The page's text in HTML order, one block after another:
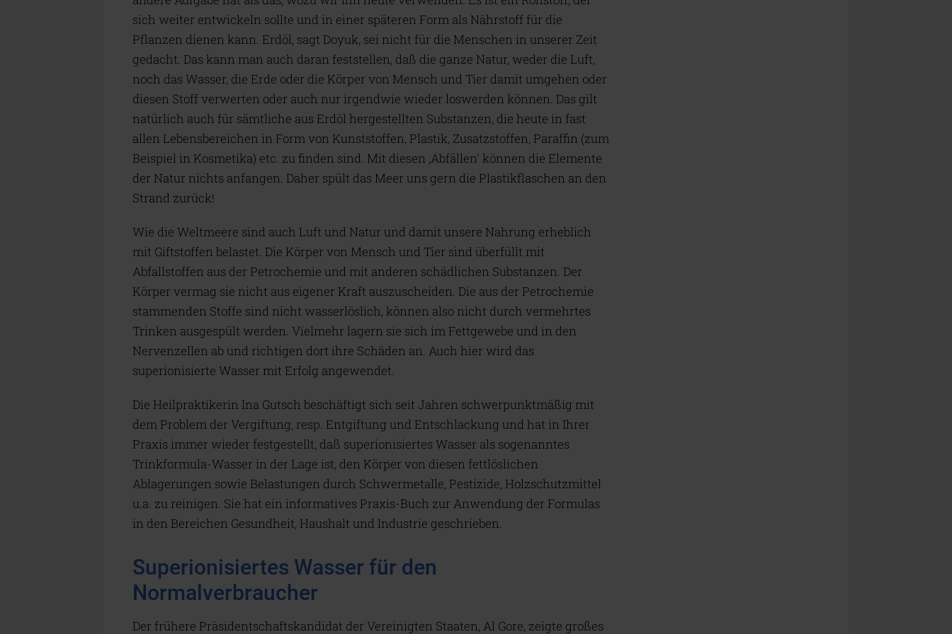
sich weiter entwickeln sollte und in einer späteren Form als Nährstoff für die
Pflanzen dienen kann. Erdöl, sagt Doyuk, sei nicht für die Menschen in unserer Zeit
gedacht. Das kann man auch daran feststellen, daß die ganze Natur, weder die Luft,
noch das Wasser, die Erde oder die Körper von Mensch und Tier damit umgehen oder
diesen Stoff verwerten oder auch nur irgendwie wieder loswerden können. Das gilt
natürlich auch für sämtliche aus Erdöl hergestellten Substanzen, die heute in fast
allen Lebensbereichen in Form von Kunststoffen, Plastik, Zusatzstoffen, Paraffin (zum
Beispiel in Kosmetika) etc. zu finden sind. Mit diesen ‚Abfällen' können die Elemente
der Natur nichts anfangen. Daher spült das Meer uns gern die Plastikflaschen an den
Strand zurück!
Wie die Weltmeere sind auch Luft und Natur und damit unsere Nahrung erheblich
mit Giftstoffen belastet. Die Körper von Mensch und Tier sind überfüllt mit
Abfallstoffen aus der Petrochemie und mit anderen schädlichen Substanzen. Der
Körper vermag sie nicht aus eigener Kraft auszuscheiden. Die aus der Petrochemie
stammenden Stoffe sind nicht wasserlöslich, können also nicht durch vermehrtes
Trinken ausgespült werden. Vielmehr lagern sie sich im Fettgewebe und in den
Nervenzellen ab und richtigen dort ihre Schäden an. Auch hier wird das
superionisierte Wasser mit Erfolg angewendet.
Die Heilpraktikerin Ina Gutsch beschäftigt sich seit Jahren schwerpunktmäßig mit
dem Problem der Vergiftung, resp. Entgiftung und Entschlackung und hat in Ihrer
Praxis immer wieder festgestellt, daß superionisiertes Wasser als sogenanntes
Trinkformula-Wasser in der Lage ist, den Körper von diesen fettlöslichen
Ablagerungen sowie Belastungen durch Schwermetalle, Pestizide, Holzschutzmittel
u.a. zu reinigen. Sie hat ein informatives Praxis-Buch zur Anwendung der Formulas
in den Bereichen Gesundheit, Haushalt und Industrie geschrieben.
Superionisiertes Wasser für den
Normalverbraucher
Der frühere Präsidentschaftskandidat der Vereinigten Staaten, Al Gore, zeigte großes